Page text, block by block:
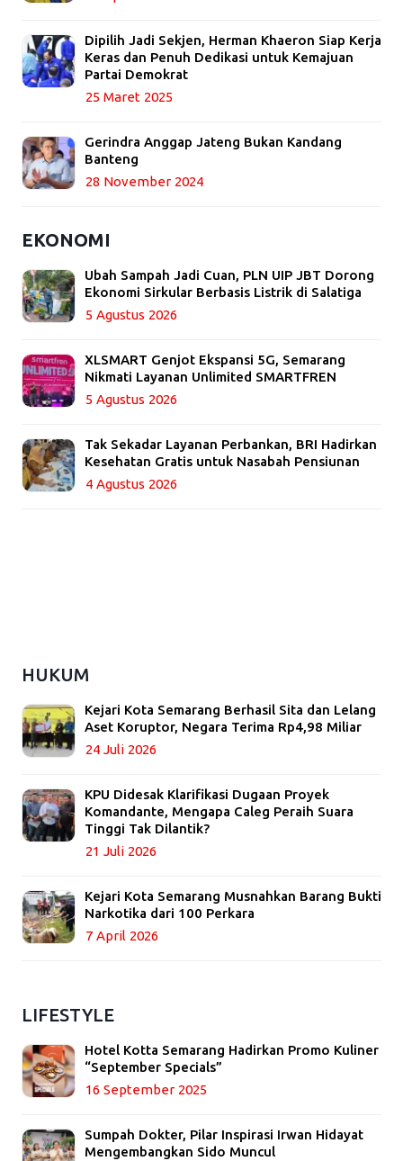
Dipilih Jadi Sekjen, Herman Khaeron Siap Kerja
Keras dan Penuh Dedikasi untuk Kemajuan
Partai Demokrat
25 Maret 2025
Gerindra Anggap Jateng Bukan Kandang
Banteng
28 November 2024
EKONOMI
Ubah Sampah Jadi Cuan, PLN UIP JBT Dorong
Ekonomi Sirkular Berbasis Listrik di Salatiga
5 Agustus 2026
XLSMART Genjot Ekspansi 5G, Semarang
Nikmati Layanan Unlimited SMARTFREN
5 Agustus 2026
Tak Sekadar Layanan Perbankan, BRI Hadirkan
Kesehatan Gratis untuk Nasabah Pensiunan
4 Agustus 2026
HUKUM
Kejari Kota Semarang Berhasil Sita dan Lelang
Aset Koruptor, Negara Terima Rp4,98 Miliar
24 Juli 2026
KPU Didesak Klarifikasi Dugaan Proyek
Komandante, Mengapa Caleg Peraih Suara
Tinggi Tak Dilantik?
21 Juli 2026
Kejari Kota Semarang Musnahkan Barang Bukti
Narkotika dari 100 Perkara
7 April 2026
LIFESTYLE
Hotel Kotta Semarang Hadirkan Promo Kuliner
“September Specials”
16 September 2025
Sumpah Dokter, Pilar Inspirasi Irwan Hidayat
Mengembangkan Sido Muncul